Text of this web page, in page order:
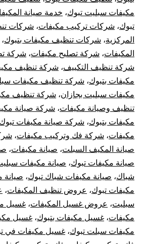
مكيفات سبليت تبوك، خدمة صيانة
تبوك، شركات تركيب مكيفات، شركات
المركزية، شركات تنظيف مكيفات بتبوك،
المكيفات، شركة تصليح مكيفات، شركة
شركة تنظيف التكييف، شركة تنظيف
مكيفات بتبوك، شركة تنظيف مكيفات
مكيفات سبليت بجازان، شركة تنظيف
تنظيف وصيانة مكيفات، شركة صيانة
مكيفات بتبوك، شركة صيانة مكيفات تبوك
مكيفات، شركة فك وتركيب مكيفات،
صيانة المكيف السبلت، صيانة مكيفات،
صيانة مكيفات تبوك، صيانة مكيفات
شباك، صيانة مكيفات شباك تبوك، صيانة
مكيفات تبوك، عروض تنظيف المكيفات،
سبليت، عروض غسيل المكيفات، غسيل
مكيفات، غسيل مكيفات بتبوك، غسيل
مكيفات سبلت تبوك، غسيل مكيفات في